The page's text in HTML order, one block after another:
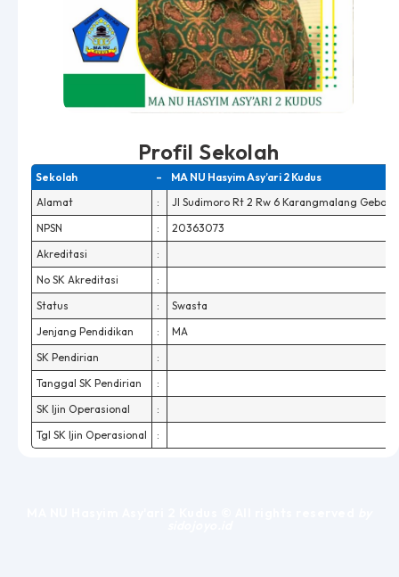
Profil Sekolah
Sekolah –
MA NU Hasyim Asy’ari 2 Kudus
Alamat
:
Jl Sudimoro Rt 2 Rw 6 Karangmalang Gebog
NPSN
:
20363073
Akreditasi
:
No SK Akreditasi
:
Status
:
Swasta
Jenjang Pendidikan
:
MA
SK Pendirian
:
Tanggal SK Pendirian
:
SK Ijin Operasional
:
Tgl SK Ijin Operasional
: